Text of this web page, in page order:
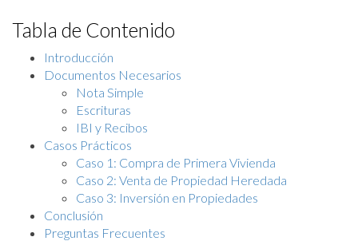
Tabla de Contenido
Introducción
Documentos Necesarios
Nota Simple
Escrituras
IBI y Recibos
Casos Prácticos
Caso 1: Compra de Primera Vivienda
Caso 2: Venta de Propiedad Heredada
Caso 3: Inversión en Propiedades
Conclusión
Preguntas Frecuentes